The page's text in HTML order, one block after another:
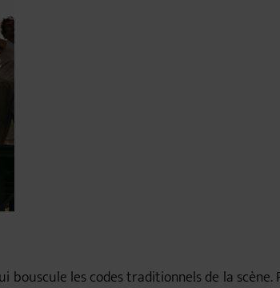
les codes traditionnels de la